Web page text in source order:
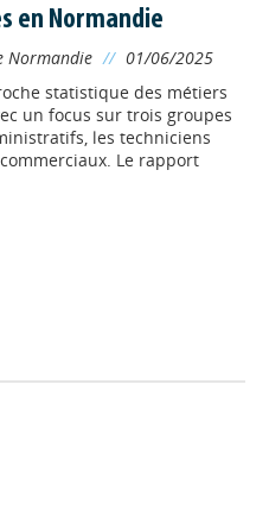
en Normandie
Normandie // 01/06/2025
statistique des métiers
un focus sur trois groupes
les techniciens
Le rapport